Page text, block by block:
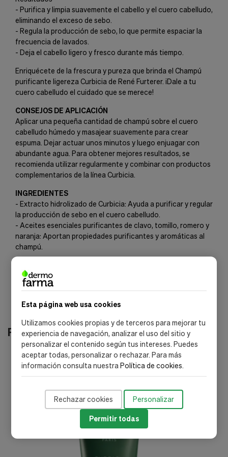
Esta página web usa cookies
Utilizamos cookies propias y de terceros para mejorar tu
experiencia de navegación, analizar el uso del sitio y
personalizar el contenido según tus intereses. Puedes
aceptar todas, personalizar o rechazar. Para más
información consulta nuestraPolítica de cookies.
Rechazar cookies Personalizar
Permitir todas
- Purifica y limpia suavemente el cabello y el cuero cabelludo,
eliminando el exceso de sebo.
- Regula la producción de sebo, lo que permite espaciar la
frecuencia de lavados.
- Deja el cabello ligero y fresco durante más tiempo.
Enriquécete de la frescura y pureza que brinda el Champú
purificante ligereza Curbicia de René Furterer. ¡Dale a tu
cuero cabelludo el cuidado que se merece!
CONSEJOS DE APLICACIÓN
Aplicar una pequeña cantidad de champú sobre el cuero
cabelludo húmedo y masajear suavemente para crear
espuma. Dejar actuar unos minutos y luego enjuagar con
abundante agua. Para obtener mejores resultados, se
recomienda utilizar regularmente y combinar con productos
complementarios de la línea Curbicia.
INGREDIENTES
- Extracto hidrolizado de Curbicia: Ayuda a purificar y regular
la producción de sebo en el cuero cabelludo.
- Aceites esenciales purificantes de clavo, tomillo, romero y
naranja: Aportan propiedades purificantes y aromáticas al
champú.
Productos relacionados